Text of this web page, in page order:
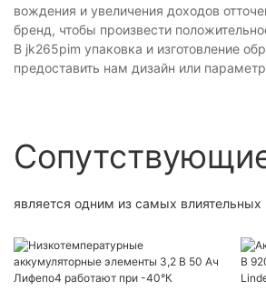
вождения и увеличения доходов
бренд, чтобы произвести
В jk265pim упаковка и изготовление
предоставить нам дизайн или
является одним из самых влиятельных